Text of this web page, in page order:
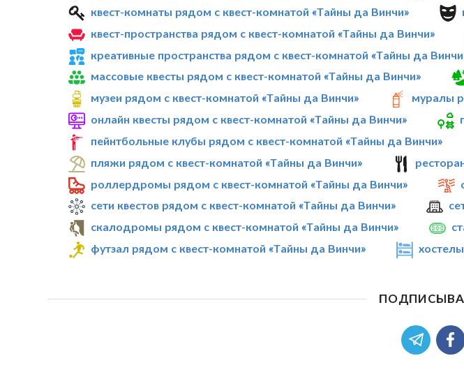
квест-комнаты рядом с квест-комнатой «Тайны да Винчи»
квест-пространства рядом с квест-комнатой «Тайны да Винчи»
креативные пространства рядом с квест-комнатой «Тайны да
массовые квесты рядом с квест-комнатой «Тайны да Винчи»
музеи рядом с квест-комнатой «Тайны да Винчи»
муралы
онлайн квесты рядом с квест-комнатой «Тайны да Винчи»
пейнтбольные клубы рядом с квест-комнатой «Тайны да Винчи»
пляжи рядом с квест-комнатой «Тайны да Винчи»
роллердромы рядом с квест-комнатой «Тайны да Винчи»
сети квестов рядом с квест-комнатой «Тайны да Винчи»
скалодромы рядом с квест-комнатой «Тайны да Винчи»
футзал рядом с квест-комнатой «Тайны да Винчи»